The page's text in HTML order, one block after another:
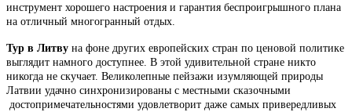
инструмент хорошего настроения и гарантия беспроигрышного плана
на отличный многогранный отдых.
Тур в Литву на фоне других европейских стран по ценовой политике
выглядит намного доступнее. В этой удивительной стране никто
никогда не скучает. Великолепные пейзажи изумляющей природы
Латвии удачно синхронизированы с местными сказочными
достопримечательностями удовлетворит даже самых привередливых